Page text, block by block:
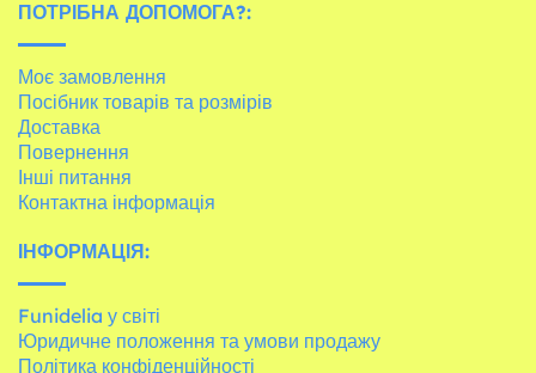
ПОТРІБНА ДОПОМОГА?:
Моє замовлення
Посібник товарів та розмірів
Доставка
Повернення
Інші питання
Контактна інформація
ІНФОРМАЦІЯ:
Funidelia у світі
Юридичне положення та умови продажу
Політика конфіденційності